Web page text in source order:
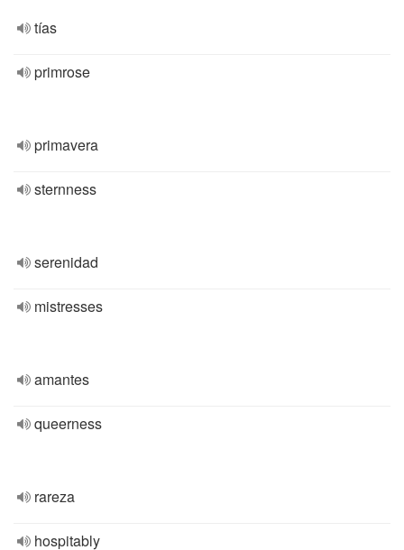
tías
primrose
primavera
sternness
serenidad
mistresses
amantes
queerness
rareza
hospitably